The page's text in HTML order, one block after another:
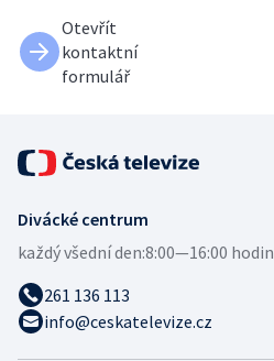
Otevřít
kontaktní
formulář
Divácké centrum
každý všední den:8:00—16:00 hodin
261 136 113
info@ceskatelevize.cz